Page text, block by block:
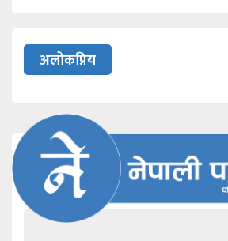
अलोकप्रिय